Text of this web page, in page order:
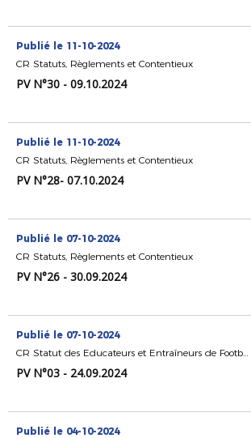
Publié le 11-10-2024
CR Statuts, Règlements et Contentieux
PV N°30 - 09.10.2024
Publié le 11-10-2024
CR Statuts, Règlements et Contentieux
PV N°28- 07.10.2024
Publié le 07-10-2024
CR Statuts, Règlements et Contentieux
PV N°26 - 30.09.2024
Publié le 07-10-2024
CR Statut des Educateurs et Entraîneurs de Football
PV N°03 - 24.09.2024
Publié le 04-10-2024